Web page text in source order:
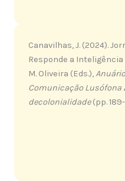
Canavilhas, J. (2024).
Responde a
M. Oliveira (Eds.),
Comunicação Lusófona
decolonialidade(pp.